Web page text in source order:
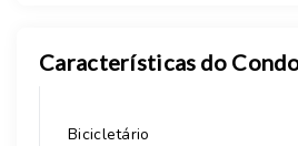
Características do
Bicicletário